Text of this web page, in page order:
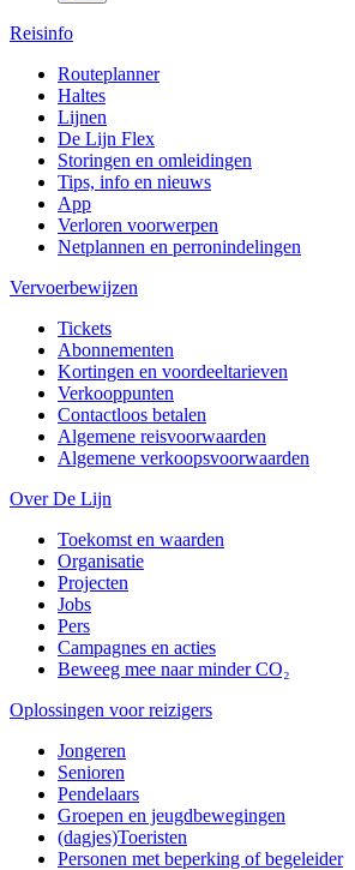
Reisinfo
Routeplanner
Haltes
Lijnen
De Lijn Flex
Storingen en omleidingen
Tips, info en nieuws
App
Verloren voorwerpen
Netplannen en perronindelingen
Vervoerbewijzen
Tickets
Abonnementen
Kortingen en voordeeltarieven
Verkooppunten
Contactloos betalen
Algemene reisvoorwaarden
Algemene verkoopsvoorwaarden
Over De Lijn
Toekomst en waarden
Organisatie
Projecten
Jobs
Pers
Campagnes en acties
Beweeg mee naar minder CO₂
Oplossingen voor reizigers
Jongeren
Senioren
Pendelaars
Groepen en jeugdbewegingen
(dagjes)Toeristen
Personen met beperking of begeleider